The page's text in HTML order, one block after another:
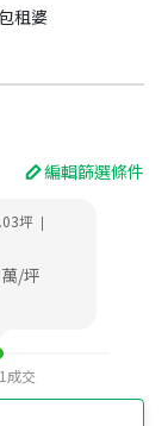
租婆
編輯篩選條件
坪 |
萬/坪
成交